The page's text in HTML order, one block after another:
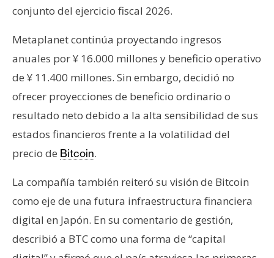
conjunto del ejercicio fiscal 2026.
Metaplanet continúa proyectando ingresos
anuales por ¥ 16.000 millones y beneficio operativo
de ¥ 11.400 millones. Sin embargo, decidió no
ofrecer proyecciones de beneficio ordinario o
resultado neto debido a la alta sensibilidad de sus
estados financieros frente a la volatilidad del
precio de Bitcoin.
La compañía también reiteró su visión de Bitcoin
como eje de una futura infraestructura financiera
digital en Japón. En su comentario de gestión,
describió a BTC como una forma de “capital